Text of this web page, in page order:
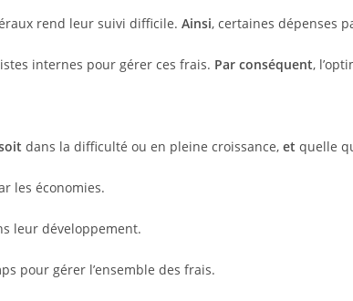
rend leur suivi difficile. Ainsi, certaines dépenses
internes pour gérer ces frais. Par conséquent,
dans la difficulté ou en pleine croissance, et quelle
les économies.
leur développement.
pour gérer l’ensemble des frais.